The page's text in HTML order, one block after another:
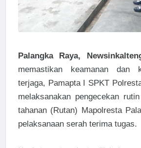
Palangka Raya,
memastikan keamanan dan
terjaga, Pamapta I SPKT
melaksanakan pengecekan
tahanan (Rutan) Mapolresta
pelaksanaan serah terima tugas.